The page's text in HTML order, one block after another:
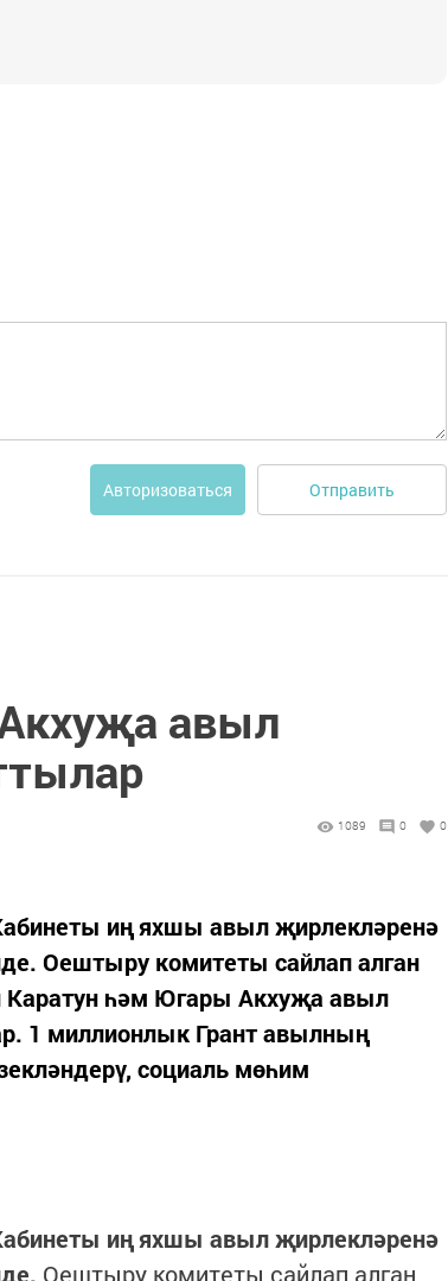
Авторизоваться Отправить
авыл
1089 0 0
иң яхшы авыл җирлекләренә
Оештыру комитеты сайлап алган
Каратун һәм Югары Акхуҗа авыл
1 миллионлык Грант авылның
социаль мөһим
иң яхшы авыл җирлекләренә
Оештыру комитеты сайлап алган